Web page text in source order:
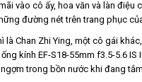
vào cô ấy, hoa văn và làn
đường nét trên trang phục
là Chan Zhi Ying, một cô gái
ống kính EF-S18-55mm f3.5-5.6
trong bồn nước khi đang